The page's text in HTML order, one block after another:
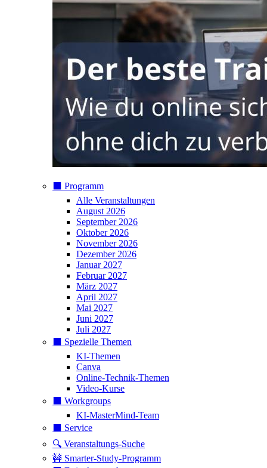
⬛️ Programm
Alle Veranstaltungen
August 2026
September 2026
Oktober 2026
November 2026
Dezember 2026
Januar 2027
Februar 2027
März 2027
April 2027
Mai 2027
Juni 2027
Juli 2027
⬛️ Spezielle Themen
KI-Themen
Canva
Online-Technik-Themen
Video-Kurse
⬛️ Workgroups
KI-MasterMind-Team
⬛️ Service
🔍 Veranstaltungs-Suche
🚧 Smarter-Study-Programm